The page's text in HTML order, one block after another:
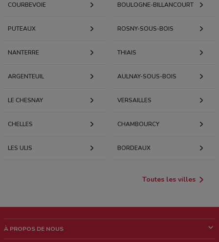
COURBEVOIE BOULOGNE-BILLANCOURT
PUTEAUX ROSNY-SOUS-BOIS
NANTERRE THIAIS
ARGENTEUIL AULNAY-SOUS-BOIS
LE CHESNAY VERSAILLES
CHELLES CHAMBOURCY
LES ULIS BORDEAUX
Toutes les villes
À PROPOS DE NOUS